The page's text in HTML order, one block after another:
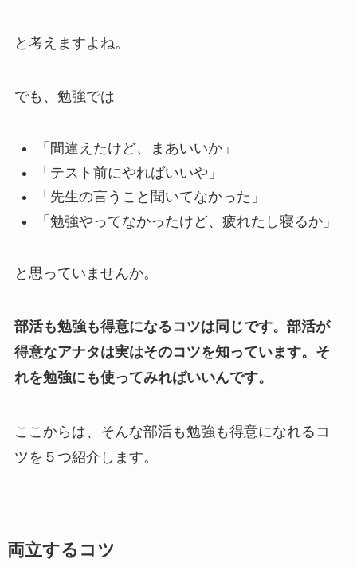
と考えますよね。
でも、勉強では
「間違えたけど、まあいいか」
「テスト前にやればいいや」
「先生の言うこと聞いてなかった」
「勉強やってなかったけど、疲れたし寝るか」
と思っていませんか。
部活も勉強も得意になるコツは同じです。部活が
得意なアナタは実はそのコツを知っています。そ
れを勉強にも使ってみればいいんです。
ここからは、そんな部活も勉強も得意になれるコ
ツを５つ紹介します。
両立するコツ